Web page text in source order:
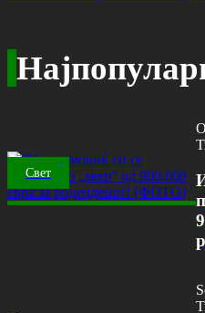
Свет